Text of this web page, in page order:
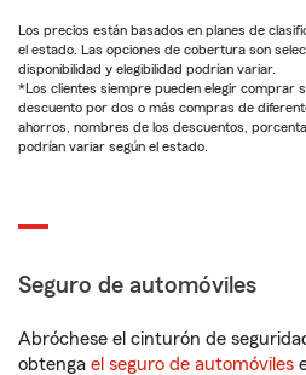
Los precios están basados en planes de
el estado. Las opciones de cobertura son
disponibilidad y elegibilidad podrían variar.
*Los clientes siempre pueden elegir comprar
descuento por dos o más compras de
ahorros, nombres de los descuentos,
podrían variar según el estado.
Seguro de automóviles
Abróchese el cinturón de
obtenga el seguro de automóviles